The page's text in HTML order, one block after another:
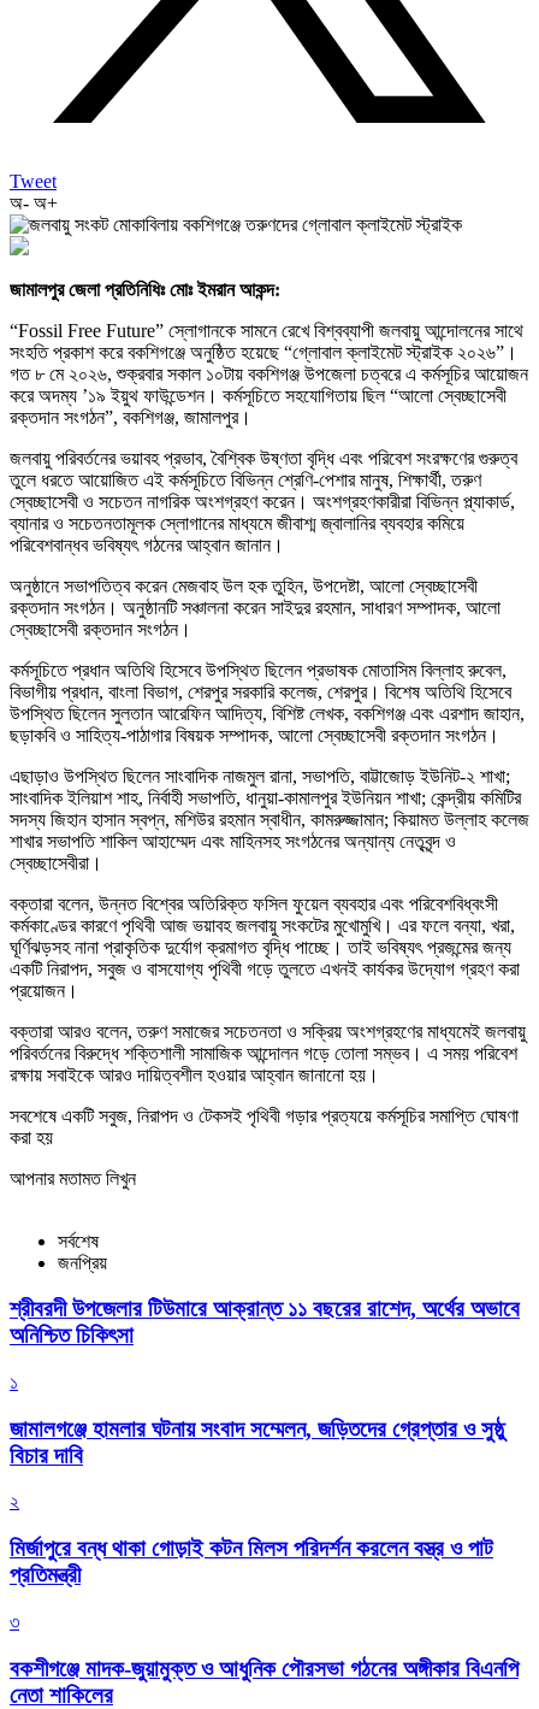
Tweet
অ- অ+
জামালপুর জেলা প্রতিনিধিঃ মোঃ ইমরান আকন্দ:
“Fossil Free Future” স্লোগানকে সামনে রেখে বিশ্বব্যাপী জলবায়ু আন্দোলনের সাথে
সংহতি প্রকাশ করে বকশিগঞ্জে অনুষ্ঠিত হয়েছে “গ্লোবাল ক্লাইমেট স্ট্রাইক ২০২৬”।
গত ৮ মে ২০২৬, শুক্রবার সকাল ১০টায় বকশিগঞ্জ উপজেলা চত্বরে এ কর্মসূচির আয়োজন
করে অদম্য ’১৯ ইয়ুথ ফাউন্ডেশন। কর্মসূচিতে সহযোগিতায় ছিল “আলো স্বেচ্ছাসেবী
রক্তদান সংগঠন”, বকশিগঞ্জ, জামালপুর।
জলবায়ু পরিবর্তনের ভয়াবহ প্রভাব, বৈশ্বিক উষ্ণতা বৃদ্ধি এবং পরিবেশ সংরক্ষণের গুরুত্ব
তুলে ধরতে আয়োজিত এই কর্মসূচিতে বিভিন্ন শ্রেণি-পেশার মানুষ, শিক্ষার্থী, তরুণ
স্বেচ্ছাসেবী ও সচেতন নাগরিক অংশগ্রহণ করেন। অংশগ্রহণকারীরা বিভিন্ন প্ল্যাকার্ড,
ব্যানার ও সচেতনতামূলক স্লোগানের মাধ্যমে জীবাশ্ম জ্বালানির ব্যবহার কমিয়ে
পরিবেশবান্ধব ভবিষ্যৎ গঠনের আহ্বান জানান।
অনুষ্ঠানে সভাপতিত্ব করেন মেজবাহ উল হক তুহিন, উপদেষ্টা, আলো স্বেচ্ছাসেবী
রক্তদান সংগঠন। অনুষ্ঠানটি সঞ্চালনা করেন সাইদুর রহমান, সাধারণ সম্পাদক, আলো
স্বেচ্ছাসেবী রক্তদান সংগঠন।
কর্মসূচিতে প্রধান অতিথি হিসেবে উপস্থিত ছিলেন প্রভাষক মোতাসিম বিল্লাহ রুবেল,
বিভাগীয় প্রধান, বাংলা বিভাগ, শেরপুর সরকারি কলেজ, শেরপুর। বিশেষ অতিথি হিসেবে
উপস্থিত ছিলেন সুলতান আরেফিন আদিত্য, বিশিষ্ট লেখক, বকশিগঞ্জ এবং এরশাদ জাহান,
ছড়াকবি ও সাহিত্য-পাঠাগার বিষয়ক সম্পাদক, আলো স্বেচ্ছাসেবী রক্তদান সংগঠন।
এছাড়াও উপস্থিত ছিলেন সাংবাদিক নাজমুল রানা, সভাপতি, বাট্টাজোড় ইউনিট-২ শাখা;
সাংবাদিক ইলিয়াশ শাহ, নির্বাহী সভাপতি, ধানুয়া-কামালপুর ইউনিয়ন শাখা; কেন্দ্রীয় কমিটির
সদস্য জিহান হাসান স্বপ্ন, মশিউর রহমান স্বাধীন, কামরুজ্জামান; কিয়ামত উল্লাহ কলেজ
শাখার সভাপতি শাকিল আহাম্মেদ এবং মাহিনসহ সংগঠনের অন্যান্য নেতৃবৃন্দ ও
স্বেচ্ছাসেবীরা।
বক্তারা বলেন, উন্নত বিশ্বের অতিরিক্ত ফসিল ফুয়েল ব্যবহার এবং পরিবেশবিধ্বংসী
কর্মকাণ্ডের কারণে পৃথিবী আজ ভয়াবহ জলবায়ু সংকটের মুখোমুখি। এর ফলে বন্যা, খরা,
ঘূর্ণিঝড়সহ নানা প্রাকৃতিক দুর্যোগ ক্রমাগত বৃদ্ধি পাচ্ছে। তাই ভবিষ্যৎ প্রজন্মের জন্য
একটি নিরাপদ, সবুজ ও বাসযোগ্য পৃথিবী গড়ে তুলতে এখনই কার্যকর উদ্যোগ গ্রহণ করা
প্রয়োজন।
বক্তারা আরও বলেন, তরুণ সমাজের সচেতনতা ও সক্রিয় অংশগ্রহণের মাধ্যমেই জলবায়ু
পরিবর্তনের বিরুদ্ধে শক্তিশালী সামাজিক আন্দোলন গড়ে তোলা সম্ভব। এ সময় পরিবেশ
রক্ষায় সবাইকে আরও দায়িত্বশীল হওয়ার আহ্বান জানানো হয়।
সবশেষে একটি সবুজ, নিরাপদ ও টেকসই পৃথিবী গড়ার প্রত্যয়ে কর্মসূচির সমাপ্তি ঘোষণা
করা হয়
আপনার মতামত লিখুন
সর্বশেষ
জনপ্রিয়
শ্রীবরদী উপজেলার টিউমারে আক্রান্ত ১১ বছরের রাশেদ, অর্থের অভাবে
অনিশ্চিত চিকিৎসা
১
জামালগঞ্জে হামলার ঘটনায় সংবাদ সম্মেলন, জড়িতদের গ্রেপ্তার ও সুষ্ঠু
বিচার দাবি
২
মির্জাপুরে বন্ধ থাকা গোড়াই কটন মিলস পরিদর্শন করলেন বস্ত্র ও পাট
প্রতিমন্ত্রী
৩
বকশীগঞ্জে মাদক-জুয়ামুক্ত ও আধুনিক পৌরসভা গঠনের অঙ্গীকার বিএনপি
নেতা শাকিলের